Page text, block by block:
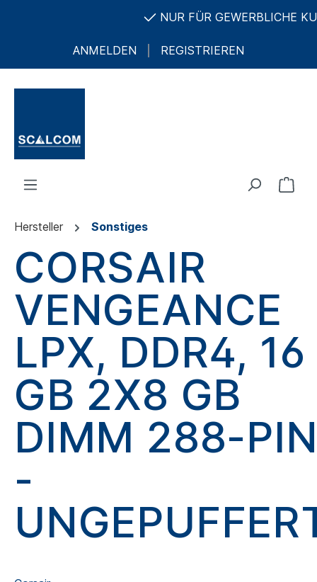
NUR FÜR GEWERBLICHE
ANMELDEN REGISTRIEREN
Hersteller Sonstiges
CORSAIR
VENGEANCE
LPX, DDR4, 16
GB 2X8 GB
DIMM 288-
-